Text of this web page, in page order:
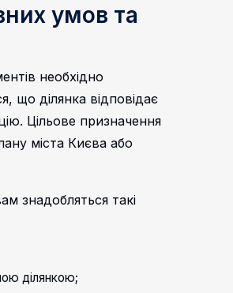
умов та
необхідно
що ділянка відповідає
Цільове призначення
міста Києва або
знадобляться такі
ділянкою;